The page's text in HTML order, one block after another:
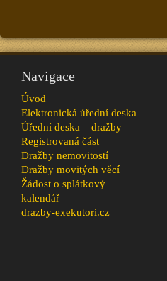
Navigace
Úvod
Elektronická úřední deska
Úřední deska – dražby
Registrovaná část
Dražby nemovitostí
Dražby movitých věcí
Žádost o splátkový
kalendář
drazby-exekutori.cz